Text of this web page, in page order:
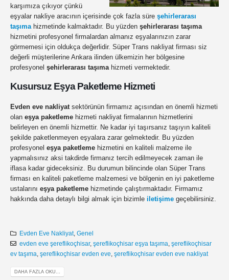
karşımıza çıkıyor çünkü
eşyalar nakliye aracının içerisinde çok fazla süre şehirlerarası
taşıma hizmetinde kalmaktadır. Bu yüzden şehirlerarası taşıma
hizmetini profesyonel firmalardan almanız eşyalarınızın zarar
görmemesi için oldukça değerlidir. Süper Trans nakliyat firması siz
değerli müşterilerine Ankara ilinden ülkemizin her bölgesine
profesyonel şehirlerarası taşıma hizmeti vermektedir.
Kusursuz Eşya Paketleme Hizmeti
Evden eve nakliyat sektörünün firmamız açısından en önemli hizmeti
olan eşya paketleme hizmeti nakliyat firmalarının hizmetlerini
belirleyen en önemli hizmettir. Ne kadar iyi taşırsanız taşıyın kaliteli
şekilde paketlenmeyen eşyalara zarar gelmektedir. Bu yüzden
profesyonel eşya paketleme hizmetini en kaliteli malzeme ile
yapmalısınız aksi takdirde firmanız tercih edilmeyecek zaman ile
iflasa kadar gideceksiniz. Bu durumun bilincinde olan Süper Trans
firması en kaliteli paketleme malzemesi ve bölgenin en iyi paketleme
ustalarını eşya paketleme hizmetinde çalıştırmaktadır. Firmamız
hakkında daha detaylı bilgi almak için bizimle iletişime geçebilirsiniz.
Evden Eve Nakliyat, Genel
evden eve şereflikoçhisar, şereflikoçhisar eşya taşıma şereflikoçhisar
ev taşıma şereflikoçhisar evden eve şereflikoçhisar evden eve nakliyat
DAHA FAZLA OKU...